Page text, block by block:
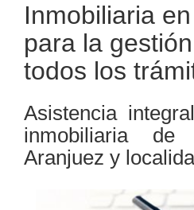
Inmobiliaria
para la
todos los
Asistencia
inmobiliaria de
Aranjuez y